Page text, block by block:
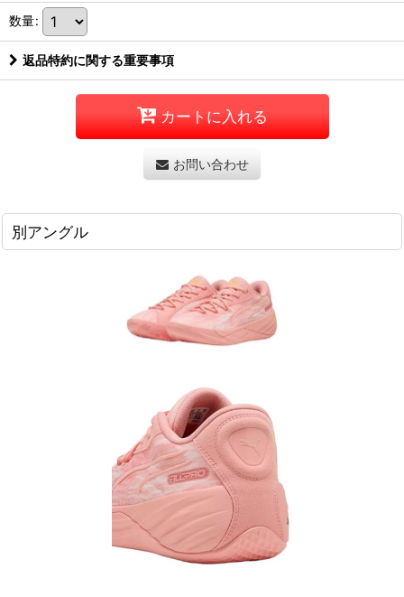
数量:
返品特約に関する重要事項
カートに入れる
お問い合わせ
別アングル